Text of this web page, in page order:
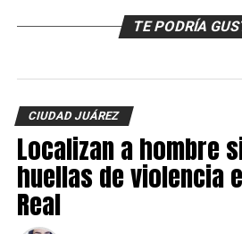
TE PODRÍA
CIUDAD JUÁREZ
Localizan a hombre
huellas de violencia
Real